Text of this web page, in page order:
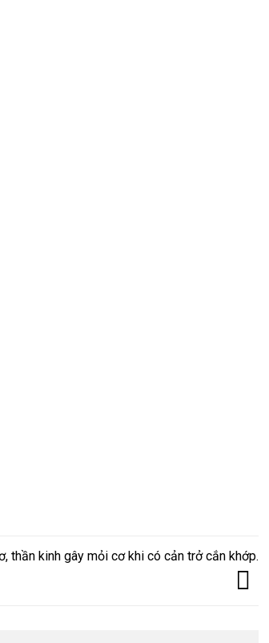
thần kinh gây mỏi cơ khi có cản trở cắn khớp.